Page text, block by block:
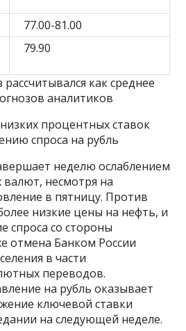
77.00-81.00
79.90
как среднее
аналитиков
процентных ставок
спроса на рубль
неделю ослаблением
несмотря на
в пятницу. Против
низкие цены на нефть, и
спроса со стороны
отмена Банком России
в части
переводов.
на рубль оказывает
ключевой ставки
на следующей неделе.